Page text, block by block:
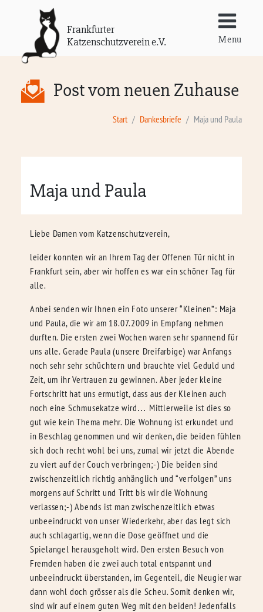
Frankfurter
Katzenschutzverein e.V.
Menu
Post vom neuen Zuhause
Start Dankesbriefe Maja und Paula
Maja und Paula
Liebe Damen vom Katzenschutzverein,
leider konnten wir an Ihrem Tag der Offenen Tür nicht in
Frankfurt sein, aber wir hoffen es war ein schöner Tag für
alle.
Anbei senden wir Ihnen ein Foto unserer “Kleinen”: Maja
und Paula, die wir am 18.07.2009 in Empfang nehmen
durften. Die ersten zwei Wochen waren sehr spannend für
uns alle. Gerade Paula (unsere Dreifarbige) war Anfangs
noch sehr sehr schüchtern und brauchte viel Geduld und
Zeit, um ihr Vertrauen zu gewinnen. Aber jeder kleine
Fortschritt hat uns ermutigt, dass aus der Kleinen auch
noch eine Schmusekatze wird… Mittlerweile ist dies so
gut wie kein Thema mehr. Die Wohnung ist erkundet und
in Beschlag genommen und wir denken, die beiden fühlen
sich doch recht wohl bei uns, zumal wir jetzt die Abende
zu viert auf der Couch verbringen;-) Die beiden sind
zwischenzeitlich richtig anhänglich und “verfolgen” uns
morgens auf Schritt und Tritt bis wir die Wohnung
verlassen;-) Abends ist man zwischenzeitlich etwas
unbeeindruckt von unser Wiederkehr, aber das legt sich
auch schlagartig, wenn die Dose geöffnet und die
Spielangel herausgeholt wird. Den ersten Besuch von
Fremden haben die zwei auch total entspannt und
unbeeindruckt überstanden, im Gegenteil, die Neugier war
dann wohl doch grösser als die Scheu. Somit denken wir,
sind wir auf einem guten Weg mit den beiden! Jedenfalls